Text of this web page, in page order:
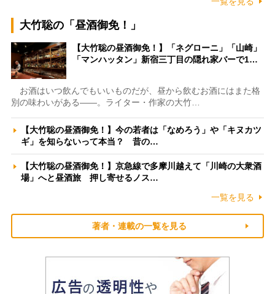
大竹聡の「昼酒御免！」
【大竹聡の昼酒御免！】「ネグローニ」「山崎」
「マンハッタン」新宿三丁目の隠れ家バーで1…
お酒はいつ飲んでもいいものだが、昼から飲むお酒にはまた格
別の味わいがある――。ライター・作家の大竹…
【大竹聡の昼酒御免！】今の若者は「なめろう」や「キヌカツ
ギ」を知らないって本当？ 昔の…
【大竹聡の昼酒御免！】京急線で多摩川越えて「川崎の大衆酒
場」へと昼酒旅 押し寄せるノス…
一覧を見る
著者・連載の一覧を見る